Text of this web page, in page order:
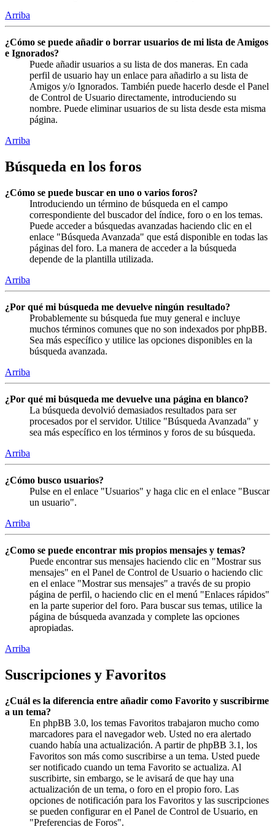
Arriba
¿Cómo se puede añadir o borrar usuarios de mi lista de Amigos
e Ignorados?
Puede añadir usuarios a su lista de dos maneras. En cada
perfil de usuario hay un enlace para añadirlo a su lista de
Amigos y/o Ignorados. También puede hacerlo desde el Panel
de Control de Usuario directamente, introduciendo su
nombre. Puede eliminar usuarios de su lista desde esta misma
página.
Arriba
Búsqueda en los foros
¿Cómo se puede buscar en uno o varios foros?
Introduciendo un término de búsqueda en el campo
correspondiente del buscador del índice, foro o en los temas.
Puede acceder a búsquedas avanzadas haciendo clic en el
enlace "Búsqueda Avanzada" que está disponible en todas las
páginas del foro. La manera de acceder a la búsqueda
depende de la plantilla utilizada.
Arriba
¿Por qué mi búsqueda me devuelve ningún resultado?
Probablemente su búsqueda fue muy general e incluye
muchos términos comunes que no son indexados por phpBB.
Sea más específico y utilice las opciones disponibles en la
búsqueda avanzada.
Arriba
¿Por qué mi búsqueda me devuelve una página en blanco?
La búsqueda devolvió demasiados resultados para ser
procesados por el servidor. Utilice "Búsqueda Avanzada" y
sea más específico en los términos y foros de su búsqueda.
Arriba
¿Cómo busco usuarios?
Pulse en el enlace "Usuarios" y haga clic en el enlace "Buscar
un usuario".
Arriba
¿Como se puede encontrar mis propios mensajes y temas?
Puede encontrar sus mensajes haciendo clic en "Mostrar sus
mensajes" en el Panel de Control de Usuario o haciendo clic
en el enlace "Mostrar sus mensajes" a través de su propio
página de perfil, o haciendo clic en el menú "Enlaces rápidos"
en la parte superior del foro. Para buscar sus temas, utilice la
página de búsqueda avanzada y complete las opciones
apropiadas.
Arriba
Suscripciones y Favoritos
¿Cuál es la diferencia entre añadir como Favorito y suscribirme
a un tema?
En phpBB 3.0, los temas Favoritos trabajaron mucho como
marcadores para el navegador web. Usted no era alertado
cuando había una actualización. A partir de phpBB 3.1, los
Favoritos son más como suscribirse a un tema. Usted puede
ser notificado cuando un tema Favorito se actualiza. Al
suscribirte, sin embargo, se le avisará de que hay una
actualización de un tema, o foro en el propio foro. Las
opciones de notificación para los Favoritos y las suscripciones
se pueden configurar en el Panel de Control de Usuario, en
"Preferencias de Foros".